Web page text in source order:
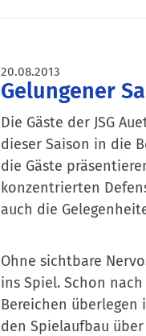
20.08.2013
Gelungener
Die Gäste der JSG
dieser Saison in die
die Gäste
konzentrierten
auch die
Ohne sichtbare
ins Spiel. Schon
Bereichen
den Spielaufbau